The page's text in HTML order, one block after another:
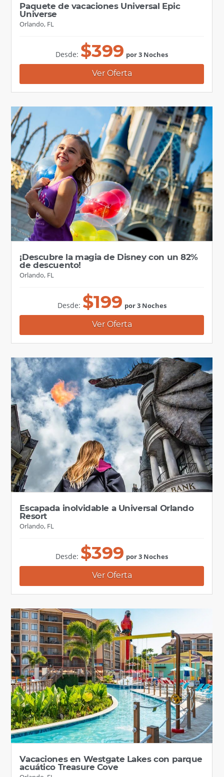
Paquete de vacaciones Universal Epic
Universe
Orlando, FL
Desde: $399 por 3 Noches
Ver Oferta
¡Descubre la magia de Disney con un 82%
de descuento!
Orlando, FL
Desde: $199 por 3 Noches
Ver Oferta
Escapada inolvidable a Universal Orlando
Resort
Orlando, FL
Desde: $399 por 3 Noches
Ver Oferta
Vacaciones en Westgate Lakes con parque
acuático Treasure Cove